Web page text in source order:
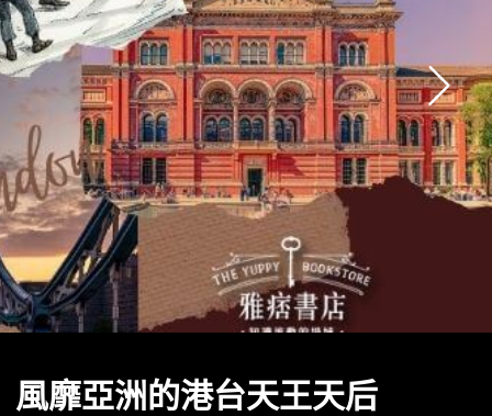
風靡亞洲的港台天王天后